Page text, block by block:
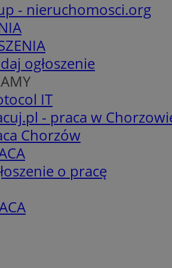
- nieruchomosci.org
ogłoszenie
IT
- praca w
Chorzów
o pracę